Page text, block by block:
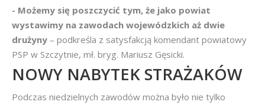
- Możemy się poszczycić tym, że jako powiat
wystawimy na zawodach wojewódzkich aż dwie
drużyny – podkreśla z satysfakcją komendant powiatowy
PSP w Szczytnie, mł. bryg. Mariusz Gęsicki.
NOWY NABYTEK STRAŻAKÓW
Podczas niedzielnych zawodów można było nie tylko